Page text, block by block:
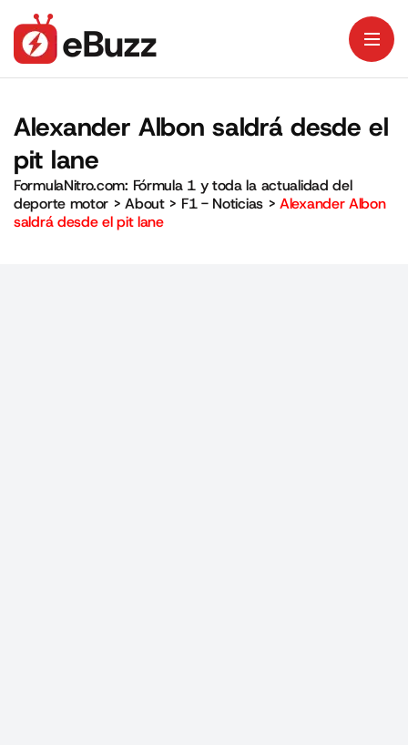
Alexander Albon saldrá desde el
pit lane
FormulaNitro.com: Fórmula 1 y toda la actualidad del
deporte motor >About> F1 - Noticias>Alexander Albon
saldrá desde el pit lane